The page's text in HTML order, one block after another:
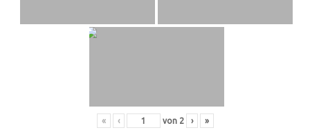
« ‹ von 2 › »